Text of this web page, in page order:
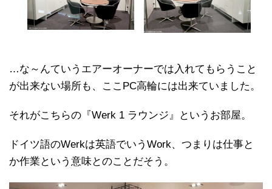
…な～んていうエアーオーナーでは入れてもらうこと
が出来ない場所も、ここPC高輪には出来ていました。
それがこちらの『Werk 1 ラウンジ』というお部屋。
ドイツ語のWerkは英語でいうWork、つまりは仕事と
か作業という意味とのことだそう。